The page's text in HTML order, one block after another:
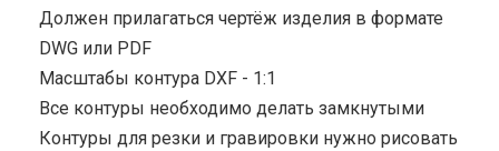
Должен прилагаться чертёж изделия в формате
DWG или PDF
Масштабы контура DXF - 1:1
Все контуры необходимо делать замкнутыми
Контуры для резки и гравировки нужно рисовать